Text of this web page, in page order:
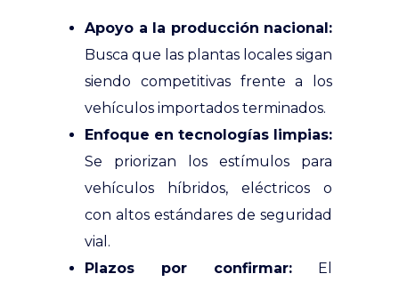
Apoyo a la producción nacional:
Busca que las plantas locales sigan
siendo competitivas frente a los
vehículos importados terminados.
Enfoque en tecnologías limpias:
Se priorizan los estímulos para
vehículos híbridos, eléctricos o
con altos estándares de seguridad
vial.
Plazos por confirmar: El